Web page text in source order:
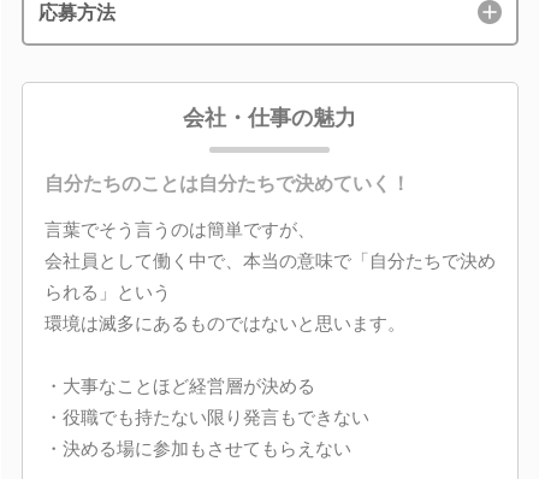
応募方法
会社・仕事の魅力
自分たちのことは自分たちで決めていく！
言葉でそう言うのは簡単ですが、
会社員として働く中で、本当の意味で「自分たちで決め
られる」という
環境は滅多にあるものではないと思います。
・大事なことほど経営層が決める
・役職でも持たない限り発言もできない
・決める場に参加もさせてもらえない